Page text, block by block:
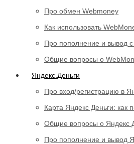
Про обмен Webmoney
Как использовать
Про пополнение и вывод
Общие вопросы о
Яндекс.Деньги
Про вход/регистрацию в
Карта Яндекс Деньги: как
Общие вопросы о Яндекс
Про пополнение и вывод